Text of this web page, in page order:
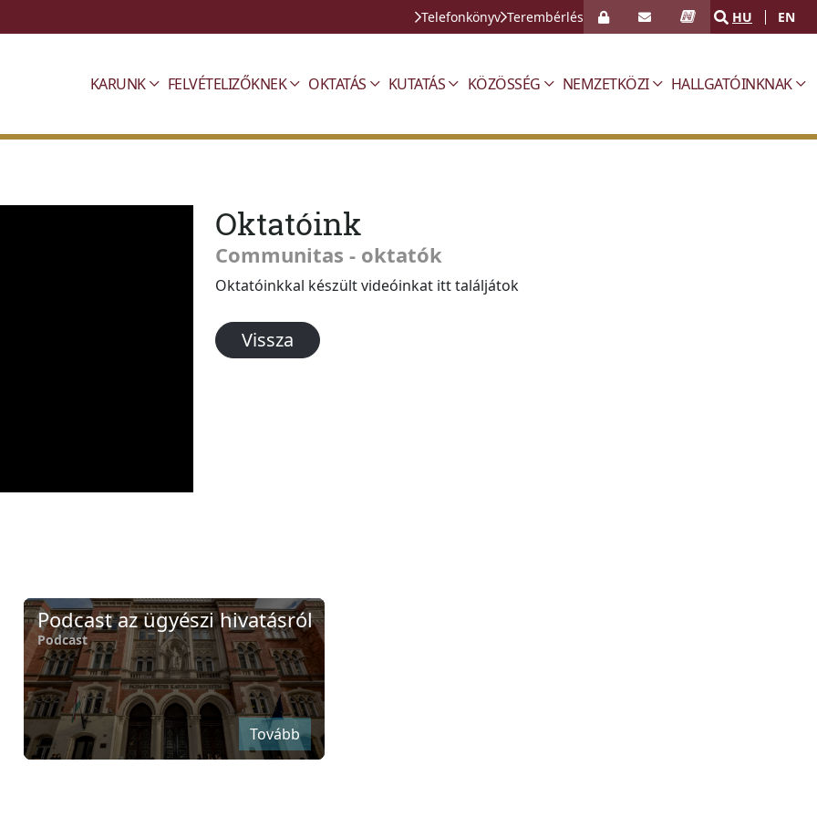
Telefonkönyv Terembérlés HU EN
KARUNK FELVÉTELIZŐKNEK OKTATÁS KUTATÁS KÖZÖSSÉG NEMZETKÖZI HALLGATÓINKNAK
Oktatóink
Communitas - oktatók
Oktatóinkkal készült videóinkat itt találjátok
Vissza
Podcast az ügyészi hivatásról
Podcast
Tovább